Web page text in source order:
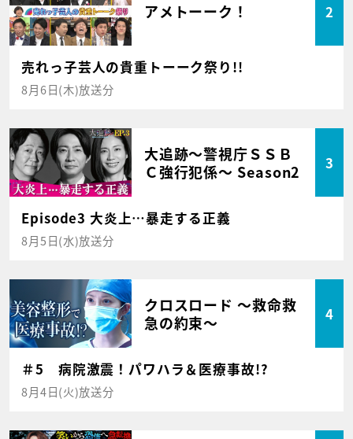
アメトーーク！ 2
売れっ子芸人の貴重トーーク祭り!!
8月6日(木)放送分
大追跡～警視庁ＳＳＢ
Ｃ強行犯係～ Season2
3
Episode3 大炎上…暴走する正義
8月5日(水)放送分
クロスロード ～救命救
急の約束～
4
＃5 病院激震！パワハラ＆医療事故!?
8月4日(火)放送分